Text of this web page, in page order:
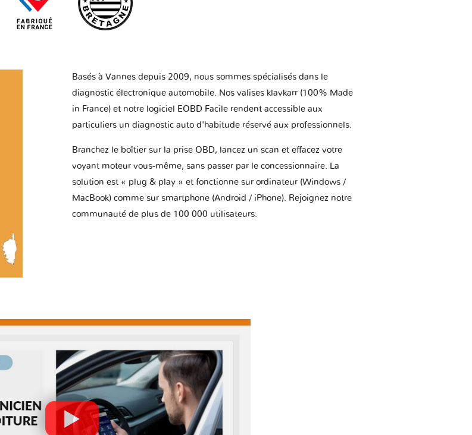
Basés à Vannes depuis 2009, nous sommes spécialisés dans le
diagnostic électronique automobile. Nos valises klavkarr (100% Made
in France) et notre logiciel EOBD Facile rendent accessible aux
particuliers un diagnostic auto d'habitude réservé aux professionnels.
Branchez le boîtier sur la prise OBD, lancez un scan et effacez votre
voyant moteur vous-même, sans passer par le concessionnaire. La
solution est « plug & play » et fonctionne sur ordinateur (Windows /
MacBook) comme sur smartphone (Android / iPhone). Rejoignez notre
communauté de plus de 100 000 utilisateurs.